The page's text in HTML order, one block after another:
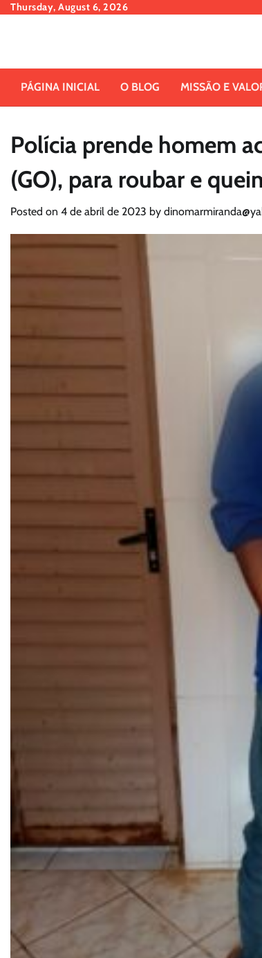
SkipThursday, August 6, 2026
PÁGINA INICIAL O BLOG MISSÃO E
Polícia prende homem
(GO), para roubar e
Posted on 4 de abril de 2023 by